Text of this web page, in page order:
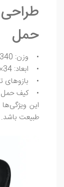
حمل
• وزن: 340 گرم
• ابعاد: 34×37 سانتی‌متر
• بازوهای
• کیف حمل
طبیعت باشد.